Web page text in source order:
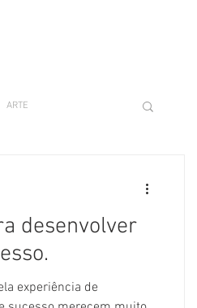
ARTE
desenvolver
experiência de